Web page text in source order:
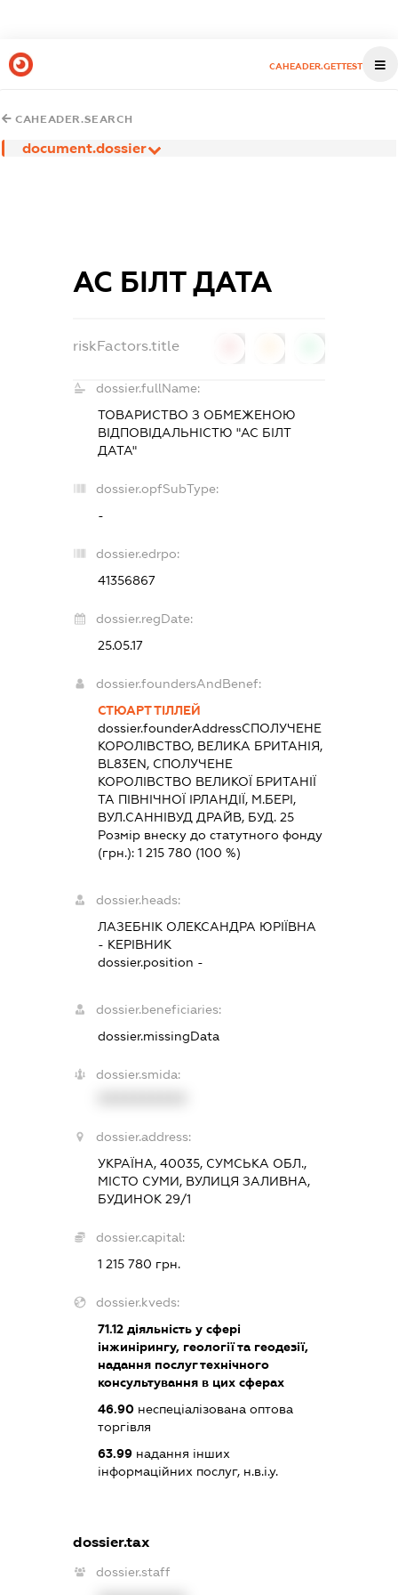
CAHEADER.GETTEST
CAHEADER.SEARCH
document.dossier
АС БІЛТ ДАТА
riskFactors.title
dossier.fullName:
ТОВАРИСТВО З ОБМЕЖЕНОЮ
ВІДПОВІДАЛЬНІСТЮ "АС БІЛТ
ДАТА"
dossier.opfSubType:
-
dossier.edrpo:
41356867
dossier.regDate:
25.05.17
dossier.foundersAndBenef:
СТЮАРТ ТІЛЛЕЙ
dossier.founderAddressСПОЛУЧЕНЕ
КОРОЛІВСТВО, ВЕЛИКА БРИТАНІЯ,
BL83EN, СПОЛУЧЕНЕ
КОРОЛІВСТВО ВЕЛИКОЇ БРИТАНІЇ
ТА ПІВНІЧНОЇ ІРЛАНДІЇ, М.БЕРІ,
ВУЛ.САННІВУД ДРАЙВ, БУД. 25
Розмір внеску до статутного фонду
(грн.):1 215 780 (100 %)
dossier.heads:
ЛАЗЕБНІК ОЛЕКСАНДРА ЮРІЇВНА
- КЕРІВНИК
dossier.position -
dossier.beneficiaries:
dossier.missingData
dossier.smida:
dossier.address:
УКРАЇНА, 40035, СУМСЬКА ОБЛ.,
МІСТО СУМИ, ВУЛИЦЯ ЗАЛИВНА,
БУДИНОК 29/1
dossier.capital:
1 215 780 грн.
dossier.kveds:
71.12 діяльність у сфері
інжинірингу, геології та геодезії,
надання послуг технічного
консультування в цих сферах
46.90 неспеціалізована оптова
торгівля
63.99 надання інших
інформаційних послуг, н.в.і.у.
dossier.tax
dossier.staff